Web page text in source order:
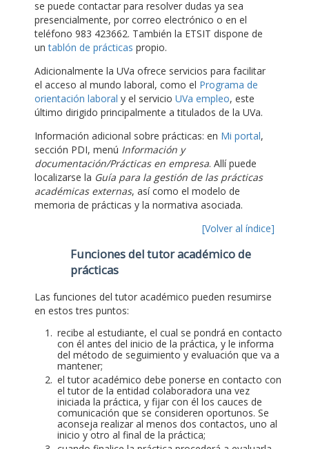
se puede contactar para resolver dudas ya sea
presencialmente, por correo electrónico o en el
teléfono 983 423662. También la ETSIT dispone de
untablón de prácticas propio.
Adicionalmente la UVa ofrece servicios para facilitar
el acceso al mundo laboral, como el Programa de
orientación laboral y el servicio UVa empleo, este
último dirigido principalmente a titulados de la UVa.
Información adicional sobre prácticas: en Mi portal,
sección PDI, menú Información y
documentación/Prácticas en empresa. Allí puede
localizarse la Guía para la gestión de las prácticas
académicas externas, así como el modelo de
memoria de prácticas y la normativa asociada.
[Volver al índice]
Funciones del tutor académico de
prácticas
Las funciones del tutor académico pueden resumirse
en estos tres puntos:
recibe al estudiante, el cual se pondrá en contacto
con él antes del inicio de la práctica, y le informa
del método de seguimiento y evaluación que va a
mantener;
el tutor académico debe ponerse en contacto con
el tutor de la entidad colaboradora una vez
iniciada la práctica, y fijar con él los cauces de
comunicación que se consideren oportunos. Se
aconseja realizar al menos dos contactos, uno al
inicio y otro al final de la práctica;